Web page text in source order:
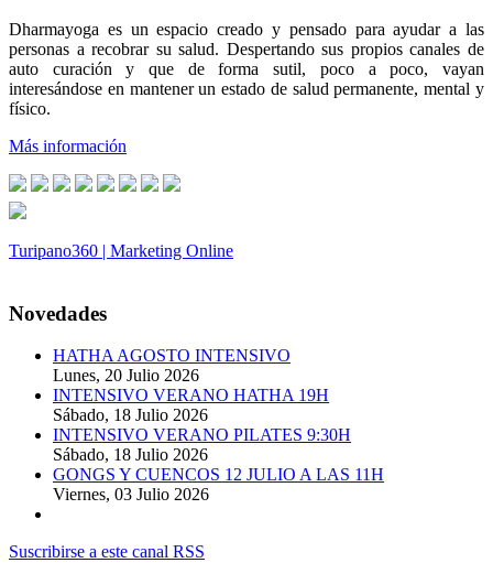
Dharmayoga es un espacio creado y pensado para ayudar a las
personas a recobrar su salud. Despertando sus propios canales de
auto curación y que de forma sutil, poco a poco, vayan
interesándose en mantener un estado de salud permanente, mental y
físico.
Más información
Turipano360 | Marketing Online
Novedades
HATHA AGOSTO INTENSIVO
Lunes, 20 Julio 2026
INTENSIVO VERANO HATHA 19H
Sábado, 18 Julio 2026
INTENSIVO VERANO PILATES 9:30H
Sábado, 18 Julio 2026
GONGS Y CUENCOS 12 JULIO A LAS 11H
Viernes, 03 Julio 2026
Suscribirse a este canal RSS